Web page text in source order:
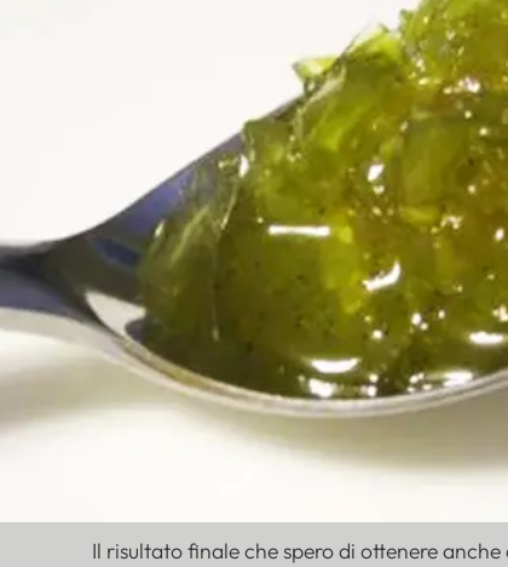
Il risultato finale che spero di ottenere anche